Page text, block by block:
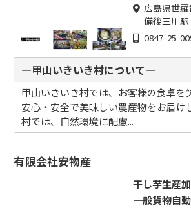
広島県世
備後三川駅
0847-25-
―甲山いきいき村について―
甲山いきいき村では、お客様の食卓を
安心・安全で美味しい農産物をお届け
村では、自然環境に配慮...
有限会社安物産
干し芋生産
一般貨物自